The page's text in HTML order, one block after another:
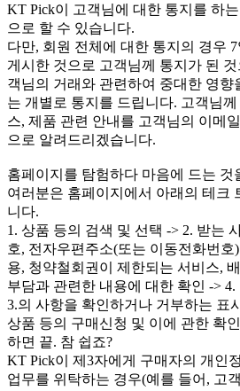
KT Pick이 고객님에 대한 통지를 하
으로 할 수 있습니다.
다만, 회원 전체에 대한 통지의 경우
게시한 것으로 고객님께 통지가 된
객님의 거래와 관련하여 중대한 영향
는 개별로 통지를 드립니다. 고객님께
스, 제품 관련 안내를 고객님의 이메
으로 알려드리겠습니다.
홈페이지를 탐험하다 마음에 드는 것
여러분은 홈페이지에서 아래의 테크
니다.
1. 상품 등의 검색 및 선택 -> 2. 받는
호, 전자우편주소(또는 이동전화번호
용, 청약철회권이 제한되는 서비스,
부담과 관련한 내용에 대한 확인 -> 4.
3.의 사항을 확인하거나 거부하는 표
상품 등의 구매신청 및 이에 관한 확
하면 끝. 참 쉽죠?
KT Pick이 제3자에게 구매자의 개인
업무를 위탁하는 경우(예를 들어, 고